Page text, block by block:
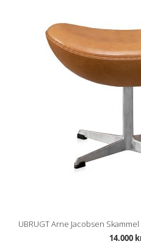
UBRUGT Arne Jacobsen
14.000